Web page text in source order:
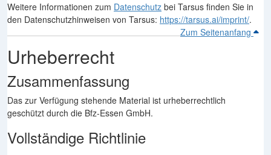
Weitere Informationen zum Datenschutz bei Tarsus finden Sie in
den Datenschutzhinweisen von Tarsus: https://tarsus.ai/imprint/.
Zum Seitenanfang
Urheberrecht
Zusammenfassung
Das zur Verfügung stehende Material ist urheberrechtlich
geschützt durch die Bfz-Essen GmbH.
Vollständige Richtlinie